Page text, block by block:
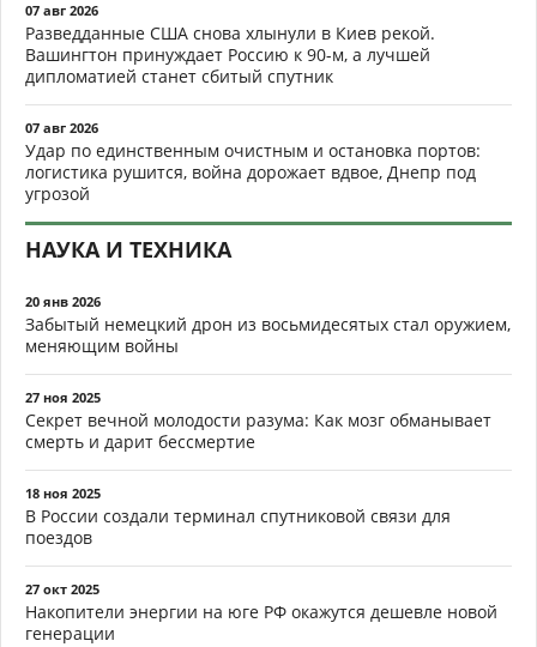
07 авг 2026
Разведданные США снова хлынули в Киев рекой.
Вашингтон принуждает Россию к 90-м, а лучшей
дипломатией станет сбитый спутник
07 авг 2026
Удар по единственным очистным и остановка портов:
логистика рушится, война дорожает вдвое, Днепр под
угрозой
НАУКА И ТЕХНИКА
20 янв 2026
Забытый немецкий дрон из восьмидесятых стал оружием,
меняющим войны
27 ноя 2025
Секрет вечной молодости разума: Как мозг обманывает
смерть и дарит бессмертие
18 ноя 2025
В России создали терминал спутниковой связи для
поездов
27 окт 2025
Накопители энергии на юге РФ окажутся дешевле новой
генерации